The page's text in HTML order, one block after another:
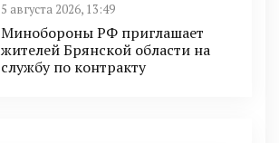
5 августа 2026, 13:49
Минобoроны РФ приглaшaет
житeлeй Брянской области на
службу по контракту